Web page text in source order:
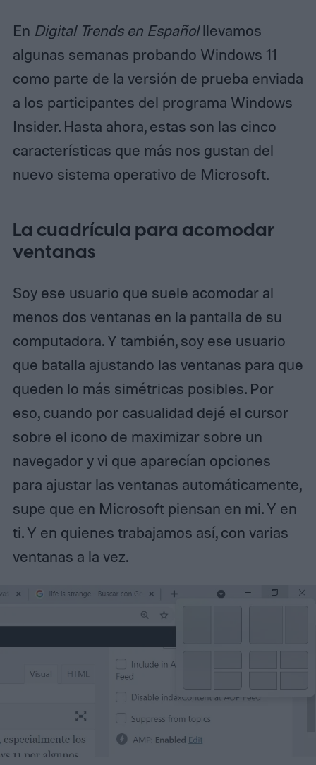
En Digital Trends en Españolllevamos
algunas semanas probando Windows 11
como parte de la versión de prueba enviada
a los participantes del programa Windows
Insider. Hasta ahora, estas son las cinco
características que más nos gustan del
nuevo sistema operativo de Microsoft.
La cuadrícula para acomodar
ventanas
Soy ese usuario que suele acomodar al
menos dos ventanas en la pantalla de su
computadora. Y también, soy ese usuario
que batalla ajustando las ventanas para que
queden lo más simétricas posibles. Por
eso, cuando por casualidad dejé el cursor
sobre el icono de maximizar sobre un
navegador y vi que aparecían opciones
para ajustar las ventanas automáticamente,
supe que en Microsoft piensan en mi. Y en
ti. Y en quienes trabajamos así, con varias
ventanas a la vez.